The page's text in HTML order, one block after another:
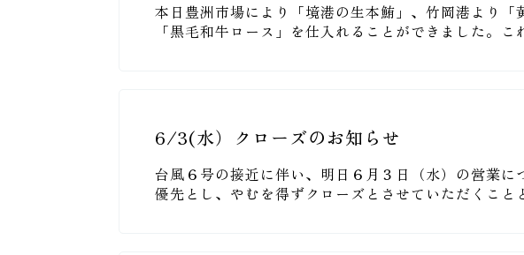
本日豊洲市場により「境港の生本鮪」、竹岡港より「
「黒毛和牛ロース」を仕入れることができました。
6/3(水）クローズのお知らせ
台風６号の接近に伴い、明日６月３日（水）の営業に
優先とし、やむを得ずクローズとさせていただくこと